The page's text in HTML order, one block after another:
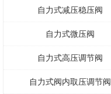
自力式减压稳压阀
自力式微压阀
自力式高压调节阀
自力式阀内取压调节阀